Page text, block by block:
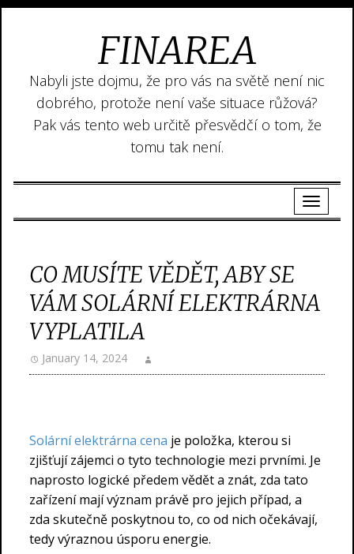
FINAREA
Nabyli jste dojmu, že pro vás na světě není nic
dobrého, protože není vaše situace růžová?
Pak vás tento web určitě přesvědčí o tom, že
tomu tak není.
CO MUSÍTE VĚDĚT, ABY SE
VÁM SOLÁRNÍ ELEKTRÁRNA
VYPLATILA
January 14, 2024
Solární elektrárna cena je položka, kterou si
zjišťují zájemci o tyto technologie mezi prvními. Je
naprosto logické předem vědět a znát, zda tato
zařízení mají význam právě pro jejich případ, a
zda skutečně poskytnou to, co od nich očekávají,
tedy výraznou úsporu energie.